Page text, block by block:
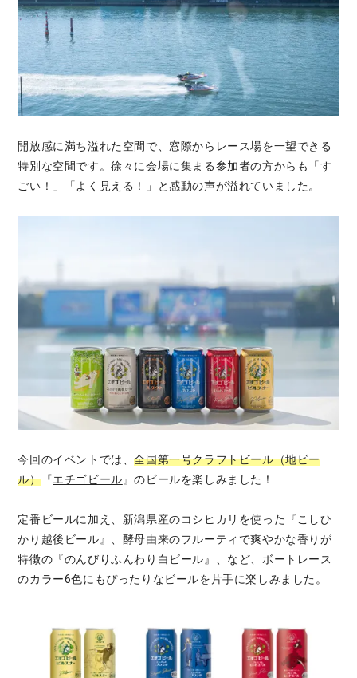
開放感に満ち溢れた空間で、窓際からレース場を一望できる
特別な空間です。徐々に会場に集まる参加者の方からも「す
ごい！」「よく見える！」と感動の声が溢れていました。
今回のイベントでは、全国第一号クラフトビール（地ビー
ル）『エチゴビール』のビールを楽しみました！
定番ビールに加え、新潟県産のコシヒカリを使った『こしひ
かり越後ビール』、酵母由来のフルーティで爽やかな香りが
特徴の『のんびりふんわり白ビール』、など、ボートレース
のカラー6色にもぴったりなビールを片手に楽しみました。